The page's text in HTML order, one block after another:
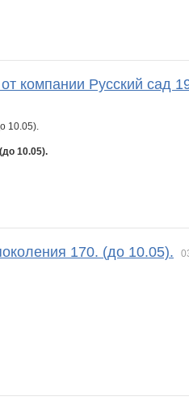
компании Русский сад
10.05).
170. (до 10.05).